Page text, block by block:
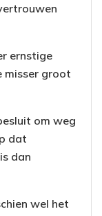
ernstige
misser groot
om weg
dat
dan
wel het